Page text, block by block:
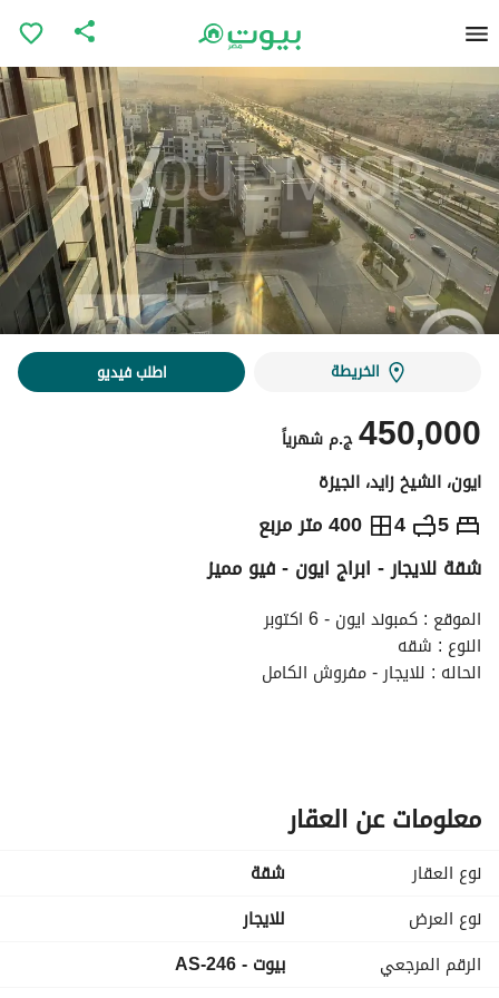
الخريطة اطلب فيديو
ج.م450,000 شهرياً
ايون، الشيخ زايد، الجيزة
5
4 400 متر مربع ج.م 450,000شهرياً
الاماكن القريبة
شقة للايجار - ابراج ايون - فيو مميز
الموقع : كمبوند ايون - 6 اكتوبر
النوع : شقه
الحاله : للايجار - مفروش الكامل
تتكون من :
5 غرف نوم ( 2 غرفه ماستر )
4 حمام
غرفه ناني بحمام خاص
مطبخ
غرفه مخزن
معلومات عن العقار
نوع العقار
شقة
نوع العرض
للايجار
الرقم المرجعي
بيوت - AS-246